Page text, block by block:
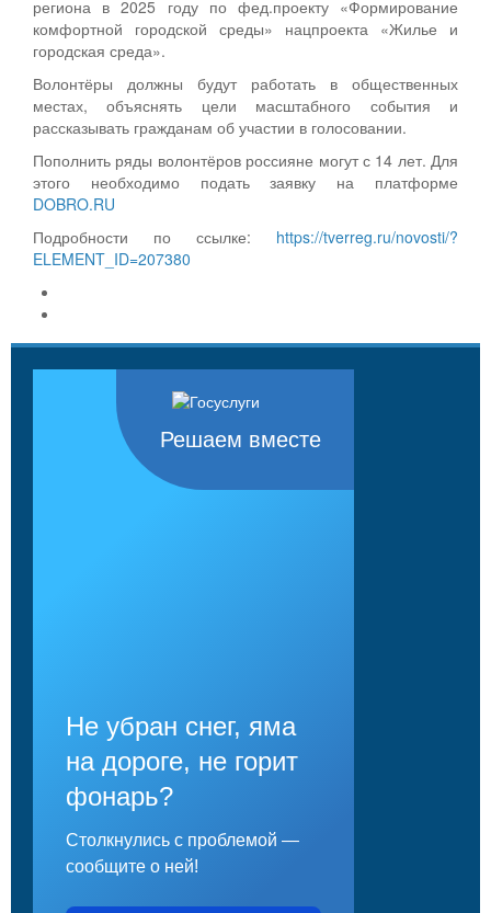
региона в 2025 году по фед.проекту «Формирование
комфортной городской среды» нацпроекта «Жилье и
городская среда».
Волонтёры должны будут работать в общественных
местах, объяснять цели масштабного события и
рассказывать гражданам об участии в голосовании.
Пополнить ряды волонтёров россияне могут с 14 лет. Для
этого необходимо подать заявку на платформе
DOBRO.RU
Подробности по ссылке: https://tverreg.ru/novosti/?
ELEMENT_ID=207380
Решаем вместе
Не убран снег, яма
на дороге, не горит
фонарь?
Столкнулись с проблемой —
сообщите о ней!